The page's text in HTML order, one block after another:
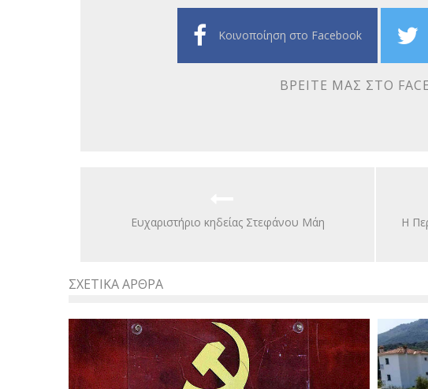
Κοινοποίηση στο Facebook
ΒΡΕΊΤΕ ΜΑΣ ΣΤΟ
Ευχαριστήριο κηδείας Στεφάνου Μάη
Η
ΣΧΕΤΙΚΆ ΆΡΘΡΑ